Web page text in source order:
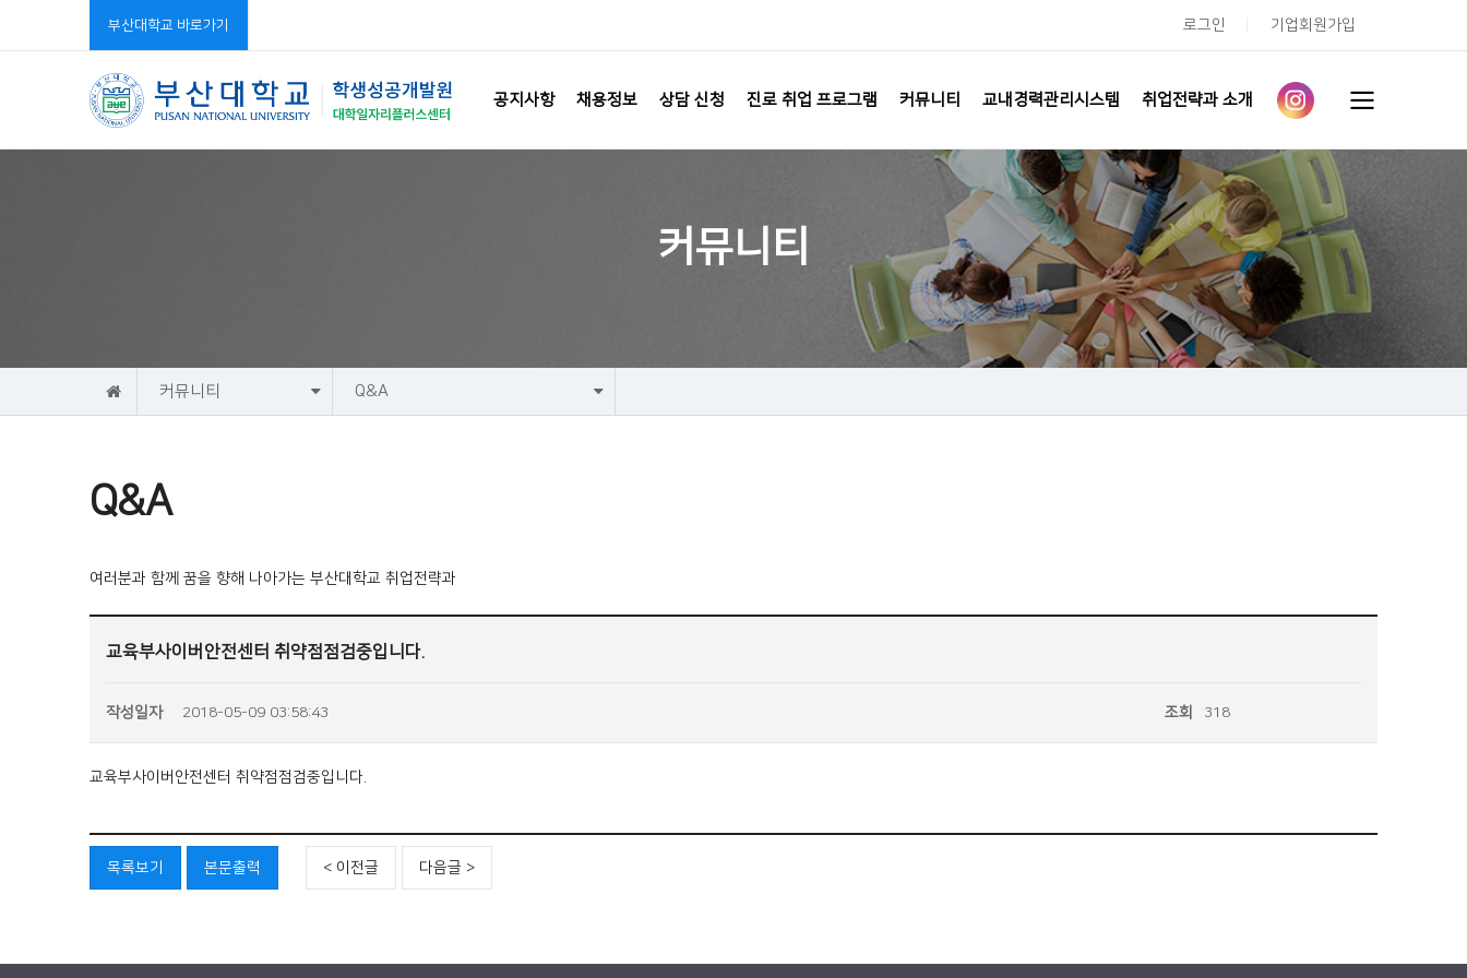
부산대학교 바로가기 로그인 기업회원가입
공지사항 채용정보 상담 신청 진로 취업 프로그램 커뮤니티 교내경력관리시스템 취업전략과 소개
커뮤니티
홈 커뮤니티 Q&A
Q&A
여러분과 함께 꿈을 향해 나아가는 부산대학교 취업전략과
교육부사이버안전센터 취약점점검중입니다.
작성일자 2018-05-09 03:58:43 조회 318
교육부사이버안전센터 취약점점검중입니다.
목록보기 본문출력 < 이전글 다음글 >